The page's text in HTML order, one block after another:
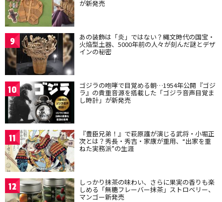
が新発売
9 あの装飾は「炎」ではない？縄文時代の国宝・
火焔型土器、5000年前の人々が刻んだ謎とデザ
インの秘密
10 ゴジラの咆哮で目覚める朝…1954年公開『ゴジ
ラ』の貴重音源を搭載した「ゴジラ音声目覚ま
し時計」が新発売
11 『豊臣兄弟！』で萩原護が演じる武将・小堀正
次とは？秀長・秀吉・家康が重用、“出家を重
ねた実務派”の生涯
12 しっかり抹茶の味わい、さらに果実の香りも楽
しめる「無糖フレーバー抹茶」ストロベリー、
マンゴー新発売